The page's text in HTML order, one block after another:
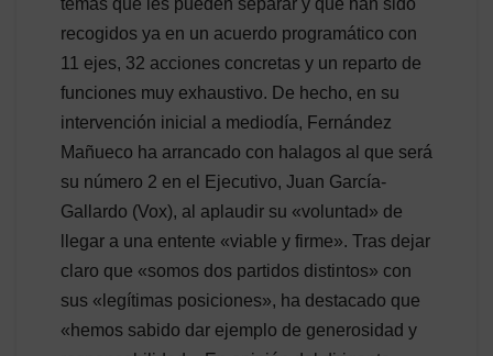
recogidos ya en un acuerdo programático con
11 ejes, 32 acciones concretas y un reparto de
funciones muy exhaustivo. De hecho, en su
intervención inicial a mediodía, Fernández
Mañueco ha arrancado con halagos al que será
su número 2 en el Ejecutivo, Juan García-
Gallardo (Vox), al aplaudir su «voluntad» de
llegar a una entente «viable y firme». Tras dejar
claro que «somos dos partidos distintos» con
sus «legítimas posiciones», ha destacado que
«hemos sabido dar ejemplo de generosidad y